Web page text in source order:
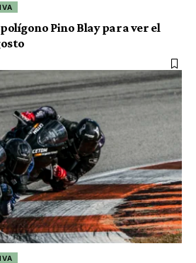
Pino Blay para ver el